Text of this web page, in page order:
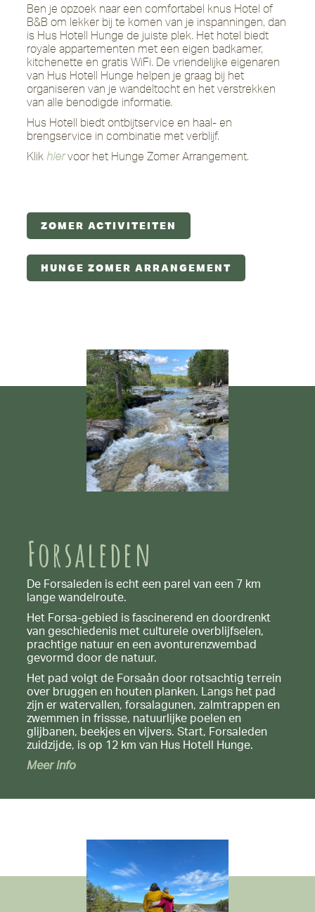
Ben je opzoek naar een comfortabel knus Hotel of
B&B om lekker bij te komen van je inspanningen, dan
is Hus Hotell Hunge de juiste plek. Het hotel biedt
royale appartementen met een eigen badkamer,
kitchenette en gratis WiFi. De vriendelijke eigenaren
van Hus Hotell Hunge helpen je graag bij het
organiseren van je wandeltocht en het verstrekken
van alle benodigde informatie.
Hus Hotell biedt ontbijtservice en haal- en
brengservice in combinatie met verblijf.
Klik hier voor het Hunge Zomer Arrangement.
ZOMER ACTIVITEITEN
HUNGE ZOMER ARRANGEMENT
Forsaleden
De Forsaleden is echt een parel van een 7 km
lange wandelroute.
Het Forsa-gebied is fascinerend en doordrenkt
van geschiedenis met culturele overblijfselen,
prachtige natuur en een avonturenzwembad
gevormd door de natuur.
Het pad volgt de Forsaån door rotsachtig terrein
over bruggen en houten planken. Langs het pad
zijn er watervallen, forsalagunen, zalmtrappen en
zwemmen in frissse, natuurlijke poelen en
glijbanen, beekjes en vijvers. Start, Forsaleden
zuidzijde, is op 12 km van Hus Hotell Hunge.
Meer info